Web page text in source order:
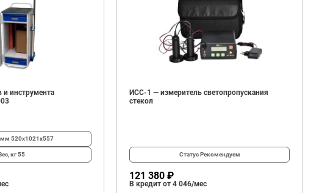
и инструмента
мм 520х1021х557
кг55
ИСС-1 — измеритель светопропускания
стекол
СтатусРекомендуем
121 380 ₽
В кредит от 4 046/мес